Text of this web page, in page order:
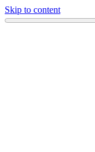
Skip to content